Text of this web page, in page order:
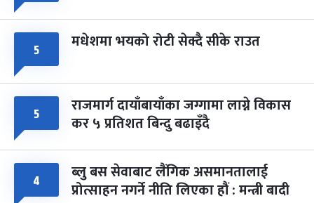
५ मधेशमा भयको रोटी सेक्दै सीके राउत
५ राजमार्ग दायाँबायाँका जग्गामा लाग्ने विकास
कर ५ प्रतिशत बिन्दु बढाइँदै
४ ब्लु बस सेवाबाट लैंगिक असमानतालाई
प्रोत्साहन नगर्ने नीति लिएका हौं : मन्त्री बादी